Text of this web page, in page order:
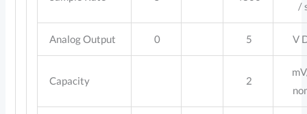
/
Analog Output 0 5 V
Capacity 2